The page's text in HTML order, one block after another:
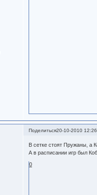
Поделиться20-10-2010
В сетке стоят Пружаны, а
А в расписании игр был
0